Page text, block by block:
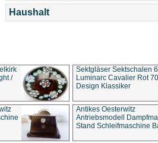
Haushalt
/
Sektgläser Sektschalen
Luminarc Cavalier Rot
Design Klassiker
Antikes Oesterwitz
Antriebsmodell
Stand Schleifmaschine